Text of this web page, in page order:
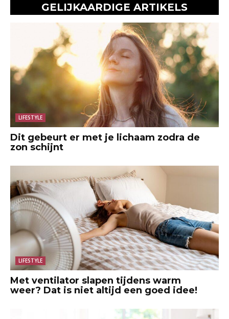
GELIJKAARDIGE ARTIKELS
LIFESTYLE
Dit gebeurt er met je lichaam zodra de
zon schijnt
LIFESTYLE
Met ventilator slapen tijdens warm
weer? Dat is niet altijd een goed idee!